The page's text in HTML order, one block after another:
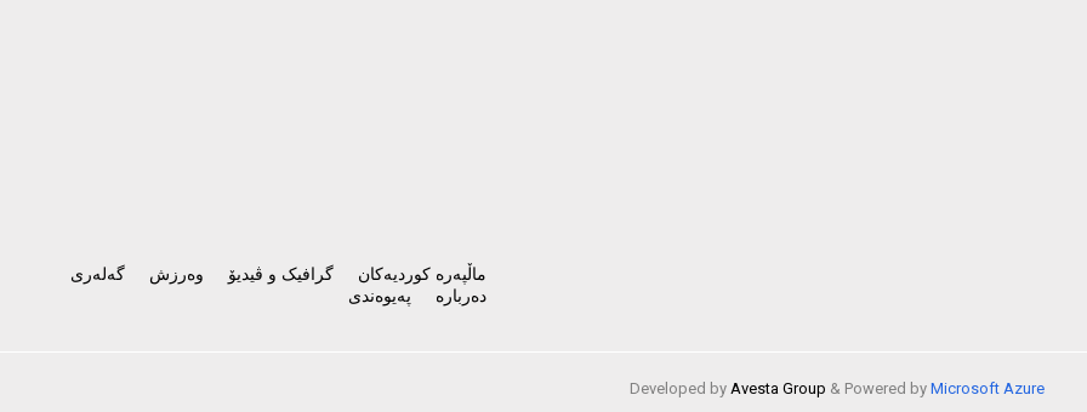
ماڵپەرە کوردیەکان گرافیک و ڤیدیۆ وەرزش
گەلەری
دەربارە
پەیوەندی
Developed by Avesta Group & Powered by Microsoft Azure